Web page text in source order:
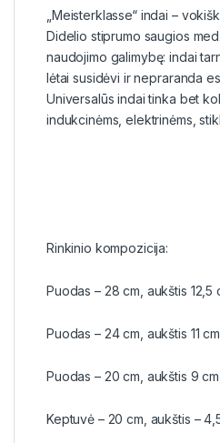
„Meisterklasse“ indai –
Didelio stiprumo saugios
naudojimo galimybę: indai
lėtai susidėvi ir nepraranda
Universalūs indai tinka bet
indukcinėms, elektrinėms,
Rinkinio kompozicija:
Puodas – 28 cm, aukštis 12,5
Puodas – 24 cm, aukštis 11
Puodas – 20 cm, aukštis 9
Keptuvė – 20 cm, aukštis –